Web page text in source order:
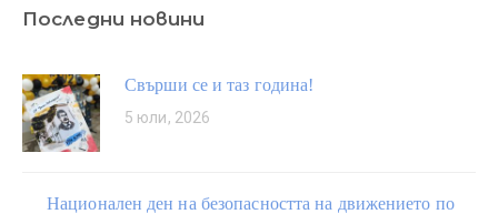
Последни новини
Свърши се и таз година!
5 юли, 2026
Национален ден на безопасността на движението по